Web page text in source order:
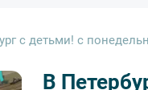
с детьми! с
В